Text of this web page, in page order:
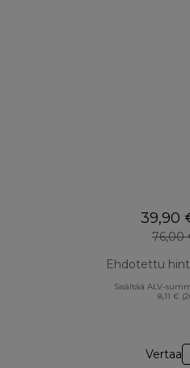
39,90
76,00
Ehdotettu
Sisältää ALV-
8,11 €
Vertaa